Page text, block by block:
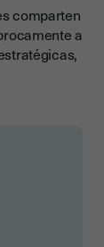
comparten
a